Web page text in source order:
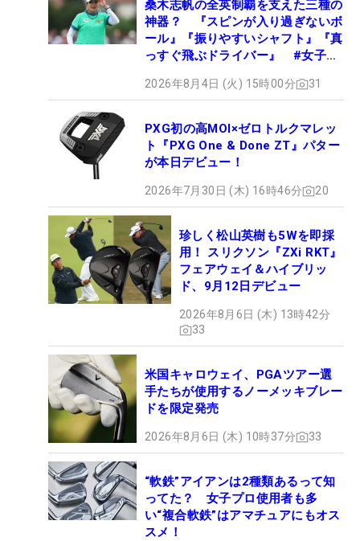
桑木志帆の全英制覇を支えた三種の
神器？ 『スピンが入り過ぎないボ
ール』『振りやすいシャフト』『真
っすぐ飛ぶドライバー』 #女子プ
2026年8月4日 (火) 15時00分 31
PXG初の高MOI×ゼロトルクマレッ
ト『PXG One & Done ZT』パター
が本日デビュー！
2026年7月30日 (木) 16時46分 20
珍しく松山英樹も5Wを即採
用！ スリクソン『ZXi RKT』
フェアウェイ＆ハイブリッ
ド、9月12日デビュー
2026年8月6日 (木) 13時42分
33
米国キャロウェイ、PGAツアー選
手たちが使用するノーメッキブレー
ドを限定発売
2026年8月6日 (木) 10時37分 33
“軟鉄”アイアンは2種類あるって知
ってた？ 女子プロ使用者も多
い“複合軟鉄”はアマチュアにもオス
スメ！